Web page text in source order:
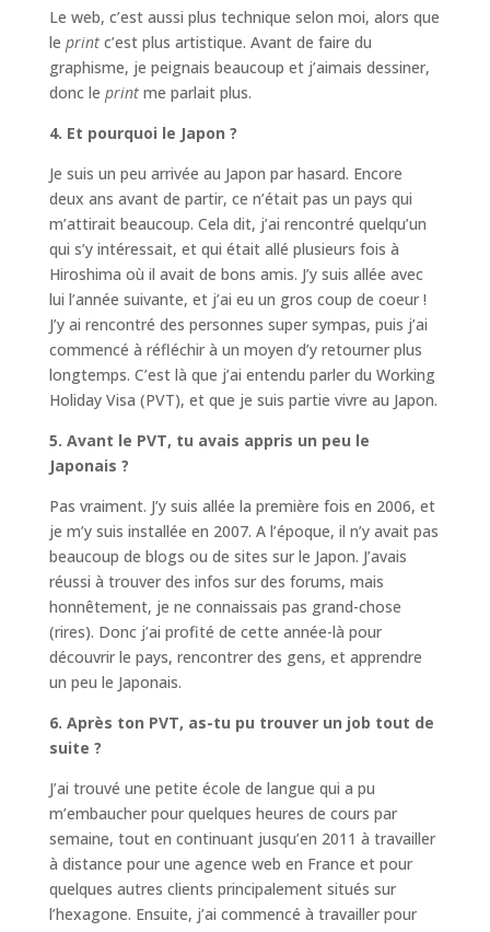
Le web, c’est aussi plus technique selon moi, alors que
le printc’est plus artistique. Avant de faire du
graphisme, je peignais beaucoup et j’aimais dessiner,
donc le printme parlait plus.
4. Et pourquoi le Japon ?
Je suis un peu arrivée au Japon par hasard. Encore
deux ans avant de partir, ce n’était pas un pays qui
m’attirait beaucoup. Cela dit, j’ai rencontré quelqu’un
qui s’y intéressait, et qui était allé plusieurs fois à
Hiroshima où il avait de bons amis. J’y suis allée avec
lui l’année suivante, et j’ai eu un gros coup de coeur !
J’y ai rencontré des personnes super sympas, puis j’ai
commencé à réfléchir à un moyen d’y retourner plus
longtemps. C’est là que j’ai entendu parler du Working
Holiday Visa (PVT), et que je suis partie vivre au Japon.
5. Avant le PVT, tu avais appris un peu le
Japonais ?
Pas vraiment. J’y suis allée la première fois en 2006, et
je m’y suis installée en 2007. A l’époque, il n’y avait pas
beaucoup de blogs ou de sites sur le Japon. J’avais
réussi à trouver des infos sur des forums, mais
honnêtement, je ne connaissais pas grand-chose
(rires). Donc j’ai profité de cette année-là pour
découvrir le pays, rencontrer des gens, et apprendre
un peu le Japonais.
6. Après ton PVT, as-tu pu trouver un job tout de
suite ?
J’ai trouvé une petite école de langue qui a pu
m’embaucher pour quelques heures de cours par
semaine, tout en continuant jusqu’en 2011 à travailler
à distance pour une agence web en France et pour
quelques autres clients principalement situés sur
l’hexagone. Ensuite, j’ai commencé à travailler pour